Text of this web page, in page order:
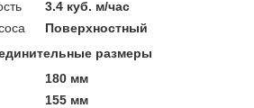
3.4 куб. м/час
Поверхностный
размеры
180 мм
155 мм